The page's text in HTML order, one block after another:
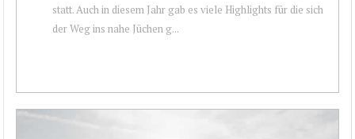
statt. Auch in diesem Jahr gab es viele Highlights für die sich
der Weg ins nahe Jüchen g...